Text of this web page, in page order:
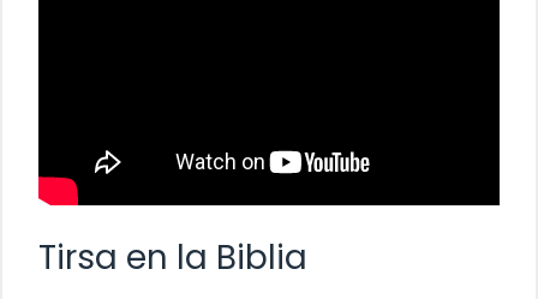
Tirsa en la Biblia